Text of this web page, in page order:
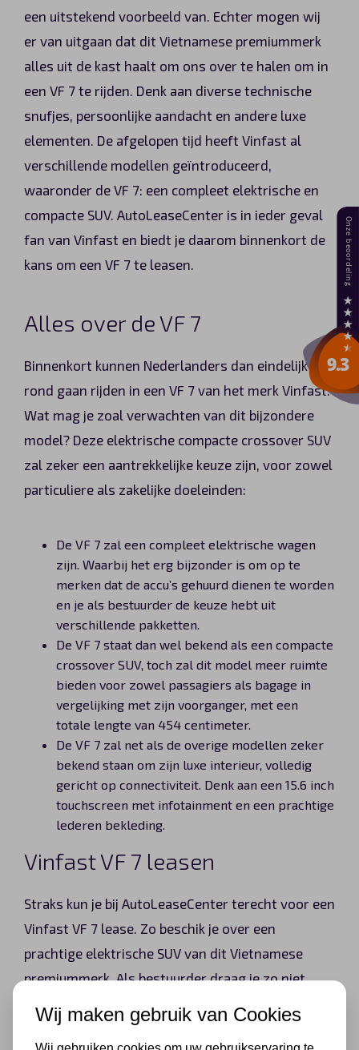
een uitstekend voorbeeld van. Echter mogen wij
er van uitgaan dat dit Vietnamese premiummerk
alles uit de kast haalt om ons over te halen om in
een VF 7 te rijden. Denk aan diverse technische
snufjes, persoonlijke aandacht en andere luxe
elementen. De afgelopen tijd heeft Vinfast al
verschillende modellen geïntroduceerd,
waaronder de VF 7: een compleet elektrische en
compacte SUV. AutoLeaseCenter is in ieder geval
fan van Vinfast en biedt je daarom binnenkort de
kans om een VF 7 te leasen.
Alles over de VF 7
Binnenkort kunnen Nederlanders dan eindelijk
rond gaan rijden in een VF 7 van het merk Vinfast.
Wat mag je zoal verwachten van dit bijzondere
model? Deze elektrische compacte crossover SUV
zal zeker een aantrekkelijke keuze zijn, voor zowel
particuliere als zakelijke doeleinden:
De VF 7 zal een compleet elektrische wagen
zijn. Waarbij het erg bijzonder is om op te
merken dat de accu’s gehuurd dienen te worden
en je als bestuurder de keuze hebt uit
verschillende pakketten.
De VF 7 staat dan wel bekend als een compacte
crossover SUV, toch zal dit model meer ruimte
bieden voor zowel passagiers als bagage in
vergelijking met zijn voorganger, met een
totale lengte van 454 centimeter.
De VF 7 zal net als de overige modellen zeker
bekend staan om zijn luxe interieur, volledig
gericht op connectiviteit. Denk aan een 15.6 inch
touchscreen met infotainment en een prachtige
lederen bekleding.
Vinfast VF 7 leasen
Straks kun je bij AutoLeaseCenter terecht voor een
Vinfast VF 7 lease. Zo beschik je over een
prachtige elektrische SUV van dit Vietnamese
premiummerk. Als bestuurder draag je zo niet
maar profiteer je ook van alle comfortabele
Wij maken gebruik van Cookies